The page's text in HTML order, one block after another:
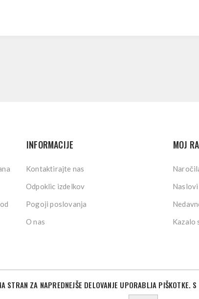
INFORMACIJE
Kontaktirajte nas
Odpoklic izdelkov
Pogoji poslovanja
O nas
MOJ
Naslovi
Kazalo
©2026 Sport Store. Vse
STRAN ZA NAPREDNEJŠE DELOVANJE UPORABLJA PIŠKOTKE.